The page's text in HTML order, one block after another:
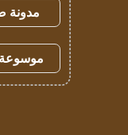
مدونة
موسوعة